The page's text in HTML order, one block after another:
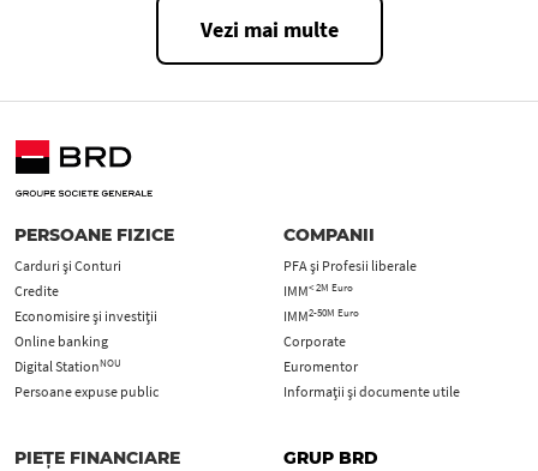
Vezi mai multe
PERSOANE FIZICE
Carduri şi Conturi
Credite
Economisire și investiții
Online banking
Digital StationNOU
Persoane expuse public
COMPANII
PFA şi Profesii liberale
IMM< 2M Euro
IMM2-50M Euro
Corporate
Euromentor
Informații și documente utile
PIEȚE FINANCIARE GRUP BRD